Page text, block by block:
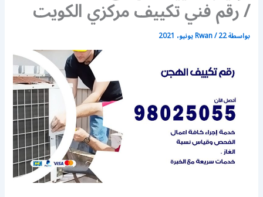
/ رقم فني تكييف مركزي الكويت
بواسطة Rwan/22 يونيو، 2021